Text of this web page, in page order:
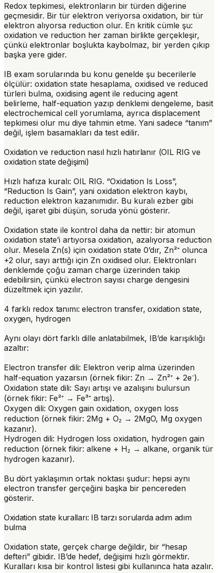
Redox tepkimesi, elektronların bir türden diğerine
geçmesidir. Bir tür elektron veriyorsa oxidation, bir tür
elektron alıyorsa reduction olur. En kritik cümle şu:
oxidation ve reduction her zaman birlikte gerçekleşir,
çünkü elektronlar boşlukta kaybolmaz, bir yerden çıkıp
başka yere gider.
IB exam sorularında bu konu genelde şu becerilerle
ölçülür: oxidation state hesaplama, oxidised ve reduced
türleri bulma, oxidising agent ile reducing agent
belirleme, half-equation yazıp denklemi dengeleme, basit
electrochemical cell yorumlama, ayrıca displacement
tepkimesi olur mu diye tahmin etme. Yani sadece “tanım”
değil, işlem basamakları da test edilir.
Oxidation ve reduction nasıl hızlı hatırlanır (OIL RIG ve
oxidation state değişimi)
Hızlı hafıza kuralı: OIL RIG. “Oxidation Is Loss”,
“Reduction Is Gain”, yani oxidation elektron kaybı,
reduction elektron kazanımıdır. Bu kuralı ezber gibi
değil, işaret gibi düşün, soruda yönü gösterir.
Oxidation state ile kontrol daha da nettir: bir atomun
oxidation state’i artıyorsa oxidation, azalıyorsa reduction
olur. Mesela Zn(s) için oxidation state 0’dır, Zn²⁺ olunca
+2 olur, sayı arttığı için Zn oxidised olur. Elektronları
denklemde çoğu zaman charge üzerinden takip
edebilirsin, çünkü electron sayısı charge dengesini
düzeltmek için yazılır.
4 farklı redox tanımı: electron transfer, oxidation state,
oxygen, hydrogen
Aynı olayı dört farklı dille anlatabilmek, IB’de karışıklığı
azaltır:
Electron transfer dili: Elektron verip alma üzerinden
half-equation yazarsın (örnek fikir: Zn → Zn²⁺ + 2e⁻).
Oxidation state dili: Sayı artışı ve azalışını bulursun
(örnek fikir: Fe²⁺ → Fe³⁺ artış).
Oxygen dili: Oxygen gain oxidation, oxygen loss
reduction (örnek fikir: 2Mg + O₂ → 2MgO, Mg oxygen
kazanır).
Hydrogen dili: Hydrogen loss oxidation, hydrogen gain
reduction (örnek fikir: alkene + H₂ → alkane, organik tür
hydrogen kazanır).
Bu dört yaklaşımın ortak noktası şudur: hepsi aynı
electron transfer gerçeğini başka bir pencereden
gösterir.
Oxidation state kuralları: IB tarzı sorularda adım adım
bulma
Oxidation state, gerçek charge değildir, bir “hesap
defteri” gibidir. IB’de hedef, değişimi hızlı görmektir.
Kuralları kısa bir kontrol listesi gibi kullanınca hata azalır.